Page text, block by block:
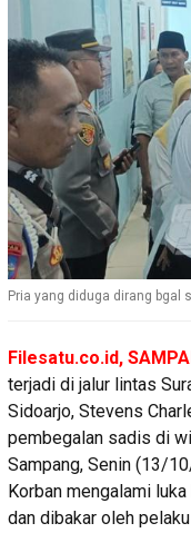
Pria yang diduga dirang
Filesatu.co.id,
terjadi di jalur lintas
Sidoarjo, Stevens
pembegalan sadis di
Sampang, Senin (13/
Korban mengalami
dan dibakar oleh